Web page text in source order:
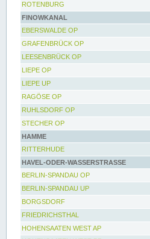
ROTENBURG
FINOWKANAL
EBERSWALDE OP
GRAFENBRÜCK OP
LEESENBRÜCK OP
LIEPE OP
LIEPE UP
RAGÖSE OP
RUHLSDORF OP
STECHER OP
HAMME
RITTERHUDE
HAVEL-ODER-WASSERSTRASSE
BERLIN-SPANDAU OP
BERLIN-SPANDAU UP
BORGSDORF
FRIEDRICHSTHAL
HOHENSAATEN WEST AP